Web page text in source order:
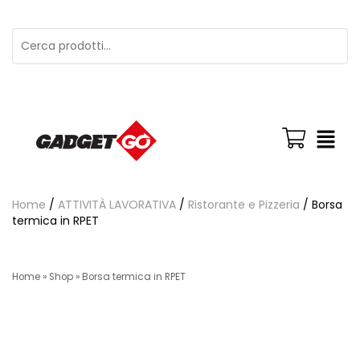
Home / ATTIVITÀ LAVORATIVA / Ristorante e Pizzeria / Borsa
termica in RPET
Home » Shop » Borsa termica in RPET